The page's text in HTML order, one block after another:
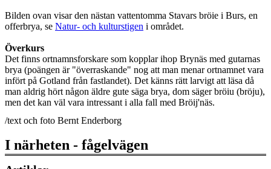
Bilden ovan visar den nästan vattentomma Stavars bröie i Burs, en
offerbrya, se Natur- och kulturstigen i området.
Överkurs
Det finns ortnamnsforskare som kopplar ihop Brynäs med gutarnas
brya (poängen är "överraskande" nog att man menar ortnamnet vara
infört på Gotland från fastlandet). Det känns rätt larvigt att läsa då
man aldrig hört någon äldre gute säga brya, dom säger bröiu (bröju),
men det kan väl vara intressant i alla fall med Bröij'näs.
/text och foto Bernt Enderborg
I närheten - fågelvägen